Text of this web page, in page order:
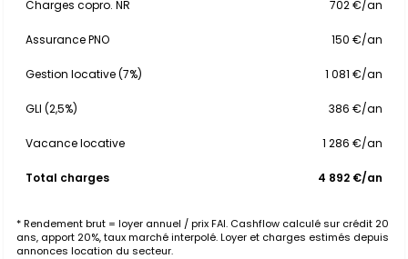
Charges copro. NR 702 €/an
Assurance PNO 150 €/an
Gestion locative (7%) 1 081 €/an
GLI (2,5%) 386 €/an
Vacance locative 1 286 €/an
Total charges 4 892 €/an
* Rendement brut = loyer annuel / prix FAI. Cashflow calculé sur crédit 20
ans, apport 20%, taux marché interpolé. Loyer et charges estimés depuis
annonces location du secteur.